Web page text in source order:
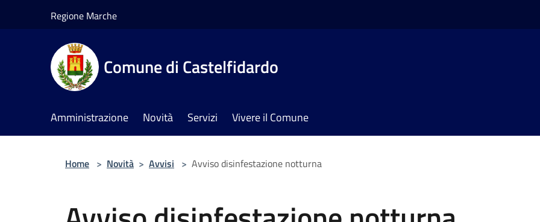
Regione Marche
Comune di Castelfidardo
Amministrazione Novità Servizi Vivere il Comune
Home > Novità > Avvisi > Avviso disinfestazione notturna